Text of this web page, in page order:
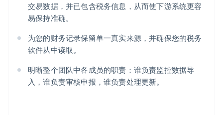
交易数据，并已包含税务信息，从而使下游系统更容
易保持准确。
为您的财务记录保留单一真实来源，并确保您的税务
软件从中读取。
明晰整个团队中各成员的职责：谁负责监控数据导
入，谁负责审核申报，谁负责处理更新。